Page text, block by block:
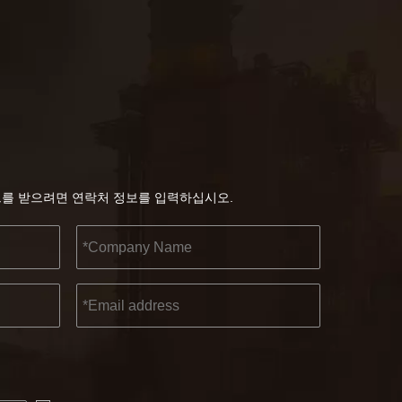
받으려면 연락처 정보를 입력하십시오.